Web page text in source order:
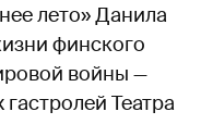
лето» Данила
финского
войны —
Театра